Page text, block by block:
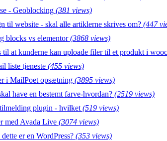
- Geoblocking (381 views)
til website - skal alle artiklerne skrives om? (447
blocks vs elementor(3868 views)
til at kunderne kan uploade filer til et produkt i
liste tjeneste (455 views)
i MailPoet opsætning (3895 views)
have en bestemt farve-hvordan? (2519 views)
plugin - hvilket (519 views)
med Avada Live (3074 views)
er en WordPress? (353 views)